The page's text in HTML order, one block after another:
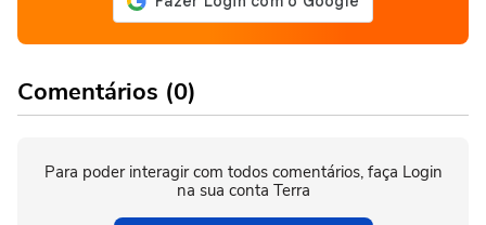
Comentários (0)
Para poder interagir com todos comentários, faça Login
na sua conta Terra